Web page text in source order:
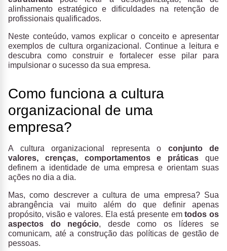
alinhamento estratégico e dificuldades na retenção de
profissionais qualificados.
Neste conteúdo, vamos explicar o conceito e apresentar
exemplos de cultura organizacional. Continue a leitura e
descubra como construir e fortalecer esse pilar para
impulsionar o sucesso da sua empresa.
Como funciona a cultura
organizacional de uma
empresa?
A cultura organizacional representa o conjunto de
valores, crenças, comportamentos e práticas que
definem a identidade de uma empresa e orientam suas
ações no dia a dia.
Mas, como descrever a cultura de uma empresa? Sua
abrangência vai muito além do que definir apenas
propósito, visão e valores. Ela está presente emtodos os
aspectos do negócio, desde como os líderes se
comunicam, até a construção das políticas de gestão de
pessoas.